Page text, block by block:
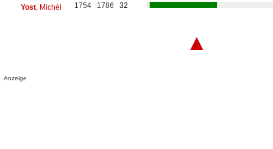
Yost, Michèl 1754 1786 32
▲
Anzeige